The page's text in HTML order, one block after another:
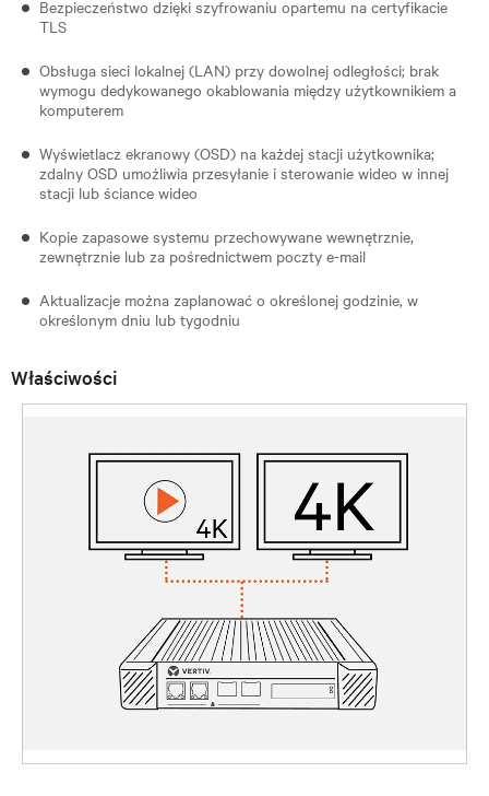
Bezpieczeństwo dzięki szyfrowaniu opartemu na certyfikacie
TLS
Obsługa sieci lokalnej (LAN) przy dowolnej odległości; brak
wymogu dedykowanego okablowania między użytkownikiem a
komputerem
Wyświetlacz ekranowy (OSD) na każdej stacji użytkownika;
zdalny OSD umożliwia przesyłanie i sterowanie wideo w innej
stacji lub ściance wideo
Kopie zapasowe systemu przechowywane wewnętrznie,
zewnętrznie lub za pośrednictwem poczty e-mail
Aktualizacje można zaplanować o określonej godzinie, w
określonym dniu lub tygodniu
Właściwości